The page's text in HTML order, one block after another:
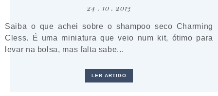
24 . 10 . 2013
Saiba o que achei sobre o shampoo seco Charming
Cless. É uma miniatura que veio num kit, ótimo para
levar na bolsa, mas falta sabe...
LER ARTIGO